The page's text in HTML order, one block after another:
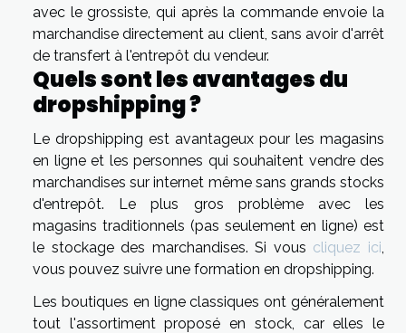
avec le grossiste, qui après la commande envoie la
marchandise directement au client, sans avoir d'arrêt
de transfert à l'entrepôt du vendeur.
Quels sont les avantages du
dropshipping ?
Le dropshipping est avantageux pour les magasins
en ligne et les personnes qui souhaitent vendre des
marchandises sur internet même sans grands stocks
d'entrepôt. Le plus gros problème avec les
magasins traditionnels (pas seulement en ligne) est
le stockage des marchandises. Si vous cliquez ici
vous pouvez suivre une formation en dropshipping.
Les boutiques en ligne classiques ont généralement
tout l'assortiment proposé en stock, car elles le